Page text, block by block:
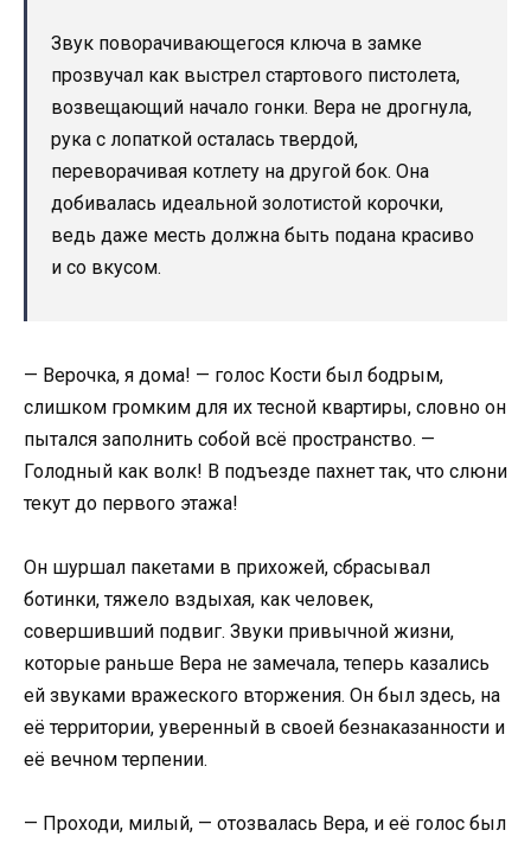
Звук поворачивающегося ключа в замке
прозвучал как выстрел стартового пистолета,
возвещающий начало гонки. Вера не дрогнула,
рука с лопаткой осталась твердой,
переворачивая котлету на другой бок. Она
добивалась идеальной золотистой корочки,
ведь даже месть должна быть подана красиво
и со вкусом.
— Верочка, я дома! — голос Кости был бодрым,
слишком громким для их тесной квартиры, словно он
пытался заполнить собой всё пространство. —
Голодный как волк! В подъезде пахнет так, что слюни
текут до первого этажа!
Он шуршал пакетами в прихожей, сбрасывал
ботинки, тяжело вздыхая, как человек,
совершивший подвиг. Звуки привычной жизни,
которые раньше Вера не замечала, теперь казались
ей звуками вражеского вторжения. Он был здесь, на
её территории, уверенный в своей безнаказанности и
её вечном терпении.
— Проходи, милый, — отозвалась Вера, и её голос был